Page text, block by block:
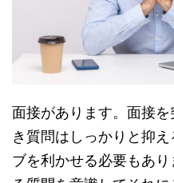
面接があります。面接
き質問はしっかりと抑
ブを利かせる必要もあ